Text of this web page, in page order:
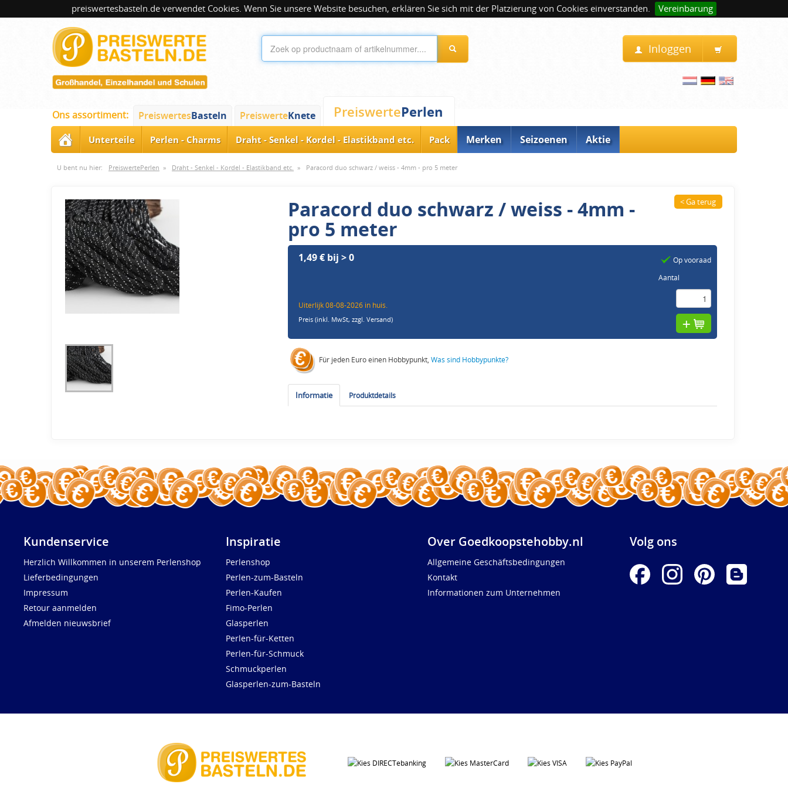
preiswertesbasteln.de verwendet Cookies. Wenn Sie unsere Website besuchen, erklären Sie sich mit der Platzierung von Cookies einverstanden. Vereinbarung
Inloggen
Ons assortiment: PreiswertesBasteln PreiswerteKnete PreiswertePerlen
Unterteile Perlen - Charms Draht - Senkel - Kordel - Elastikband etc. Pack Merken Seizoenen Aktie
U bent nu hier: PreiswertePerlen » Draht - Senkel - Kordel - Elastikband etc. » Paracord duo schwarz / weiss - 4mm - pro 5 meter
Paracord duo schwarz / weiss - 4mm -
pro 5 meter
< Ga terug
1,49 € bij > 0
Uiterlijk 08-08-2026 in huis.
Preis (inkl. MwSt,zzgl. Versand)
Op vooraad
Aantal
Für jeden Euro einen Hobbypunkt,Was sind Hobbypunkte?
Informatie Produktdetails
Kundenservice
Herzlich Willkommen in unserem Perlenshop
Lieferbedingungen
Impressum
Retour aanmelden
Afmelden nieuwsbrief
Inspiratie
Perlenshop
Perlen-zum-Basteln
Perlen-Kaufen
Fimo-Perlen
Glasperlen
Perlen-für-Ketten
Perlen-für-Schmuck
Schmuckperlen
Glasperlen-zum-Basteln
Over Goedkoopstehobby.nl
Allgemeine Geschäftsbedingungen
Kontakt
Informationen zum Unternehmen
Volg ons